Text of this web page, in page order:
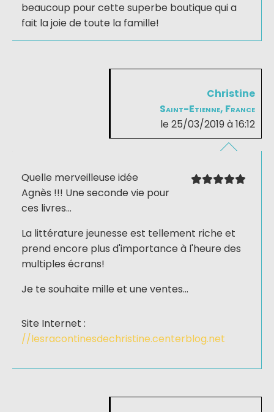
beaucoup pour cette superbe boutique qui a
fait la joie de toute la famille!
Christine
Saint-Etienne, France
le 25/03/2019 à 16:12
Quelle merveilleuse idée
Agnès !!! Une seconde vie pour
ces livres...
La littérature jeunesse est tellement riche et
prend encore plus d'importance à l'heure des
multiples écrans!
Je te souhaite mille et une ventes...
Site Internet :
//lesracontinesdechristine.centerblog.net